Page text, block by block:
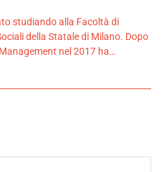
studiando alla Facoltà di
della Statale di Milano. Dopo
nel 2017 ha…